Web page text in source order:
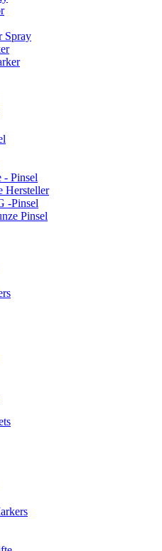
Spray
Pinsel
Hersteller
-Pinsel
Pinsel